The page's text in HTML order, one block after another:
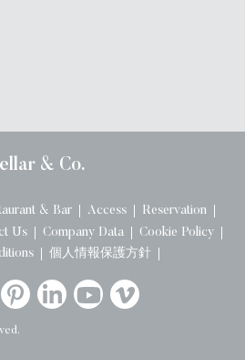
& Co.
& Bar Access
Reservation
Us Company Data
Cookie Policy
個人情報保護方針